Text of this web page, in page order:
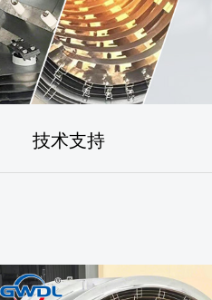
组织架构
技术支持